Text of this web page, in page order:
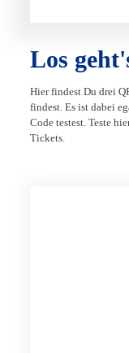
Los
Hier findest Du drei
findest. Es ist dabei
Code testest. Teste
Tickets.